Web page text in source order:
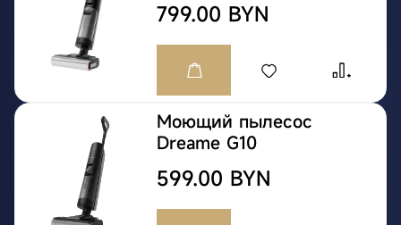
799.00 BYN
Моющий пылесос
Dreame G10
599.00 BYN